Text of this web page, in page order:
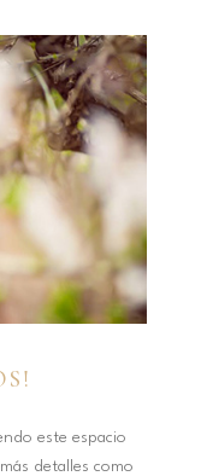
este espacio
detalles como